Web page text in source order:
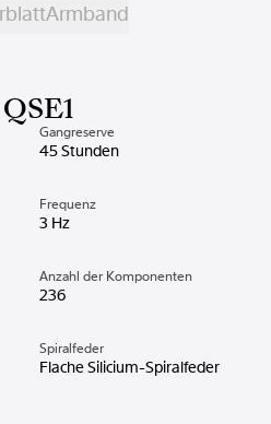
Armband
Gangreserve
45 Stunden
Frequenz
3 Hz
Anzahl der Komponenten
236
Spiralfeder
Flache Silicium-Spiralfeder